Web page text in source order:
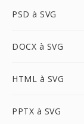
PSD à SVG
DOCX à SVG
HTML à SVG
PPTX à SVG